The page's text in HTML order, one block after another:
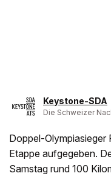
Keystone-SDA
Die Schweizer
Doppel-Olympiasieger
Etappe aufgegeben.
Samstag rund 100